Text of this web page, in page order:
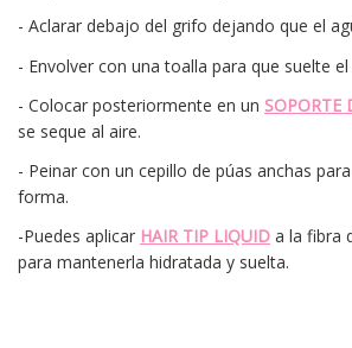
- Aclarar debajo del grifo dejando que el
- Envolver con una toalla para que suelte el
- Colocar posteriormente en un SOPORTE
se seque al aire.
- Peinar con un cepillo de púas anchas
forma.
-Puedes aplicar HAIR TIP LIQUID a la fibra
para mantenerla hidratada y suelta.